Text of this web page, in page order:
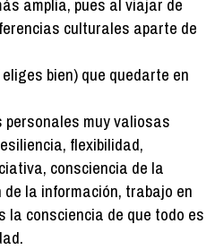
culturales aparte de
bien) que quedarte en
personales muy valiosas
flexibilidad,
consciencia de la
la información, trabajo en
la consciencia de que todo es